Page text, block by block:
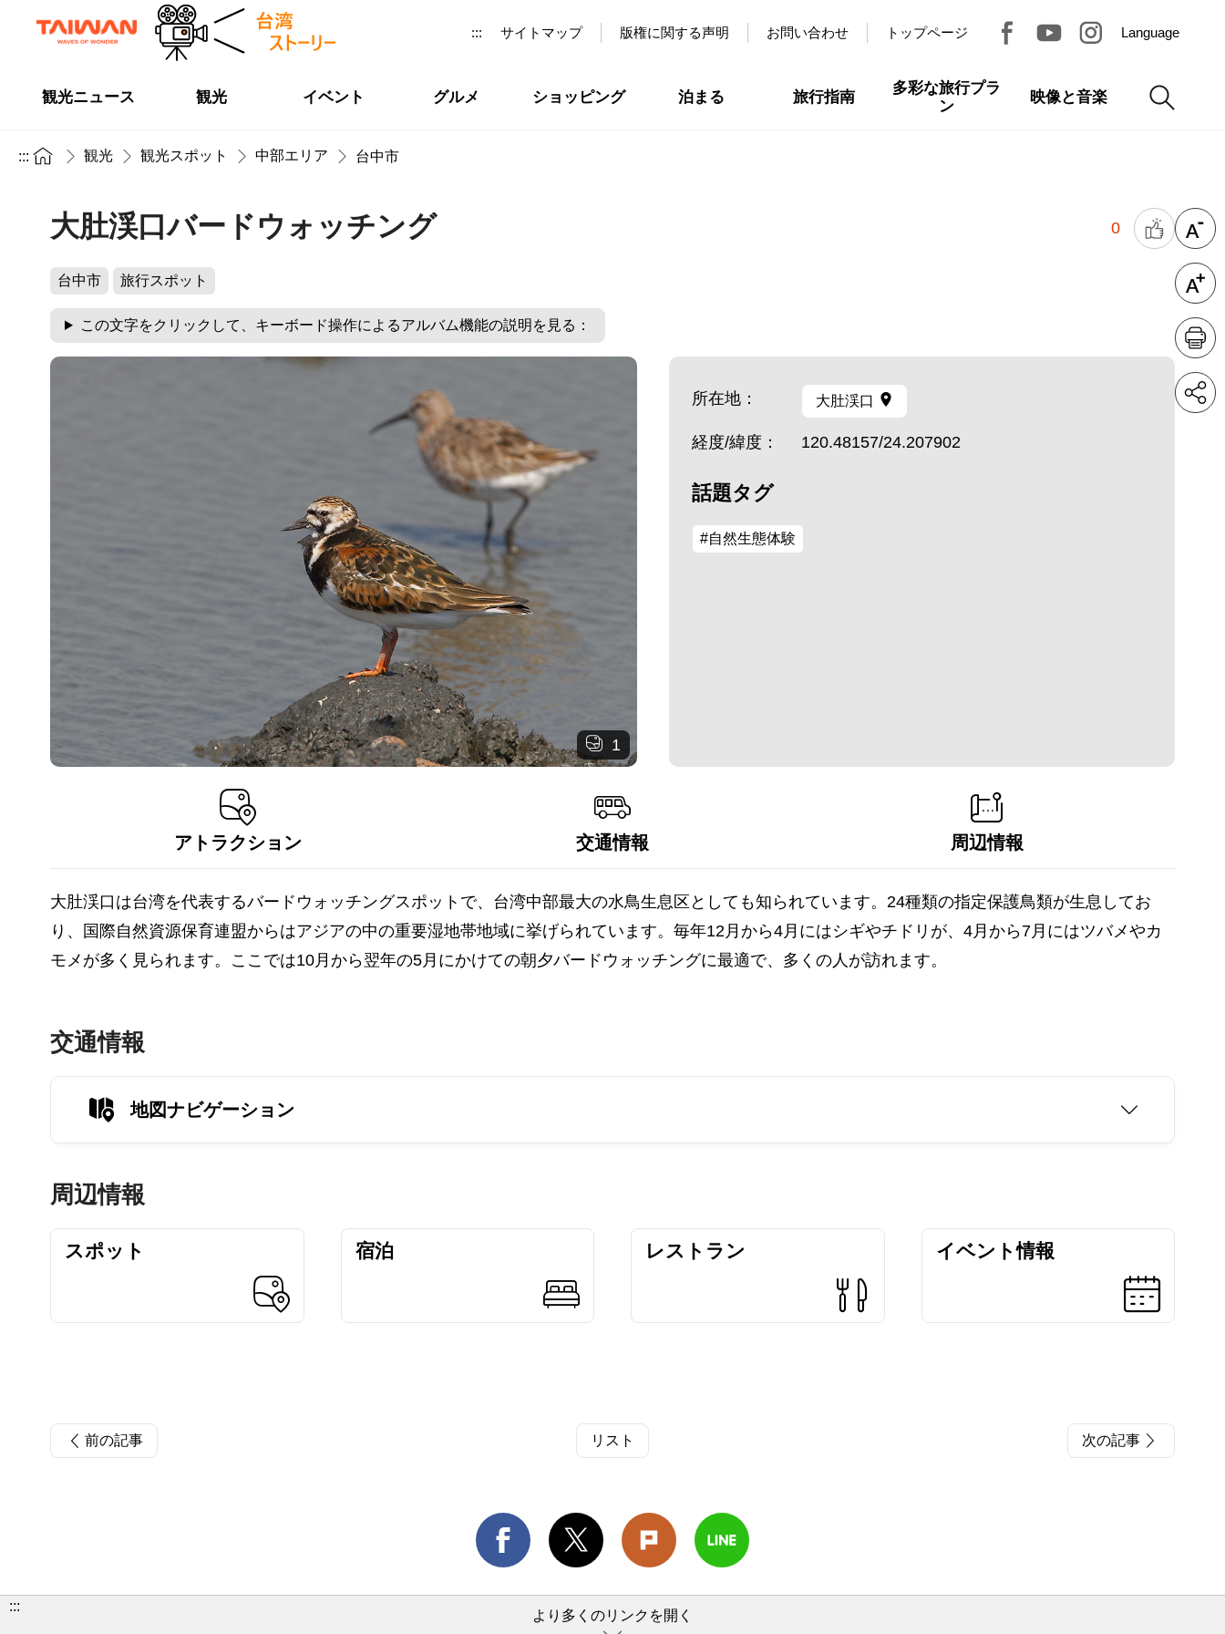
::: サイトマップ 版権に関する声明 お問い合わせ トップページ Language
観光ニュース 観光 イベント グルメ ショッピング 泊まる 旅行指南
多彩な旅行プラ
ン
映像と音楽
::: 観光 観光スポット 中部エリア 台中市
大肚渓口バードウォッチング 0
台中市 旅行スポット
この文字をクリックして、キーボード操作によるアルバム機能の説明を見る：
1
所在地： 大肚渓口
経度/緯度： 120.48157/24.207902
話題タグ
#自然生態体験
アトラクション 交通情報 周辺情報
大肚渓口は台湾を代表するバードウォッチングスポットで、台湾中部最大の水鳥生息区としても知られています。24種類の指定保護鳥類が生息してお
り、国際自然資源保育連盟からはアジアの中の重要湿地帯地域に挙げられています。毎年12月から4月にはシギやチドリが、4月から7月にはツバメやカ
モメが多く見られます。ここでは10月から翌年の5月にかけての朝夕バードウォッチングに最適で、多くの人が訪れます。
交通情報
地図ナビゲーション
周辺情報
スポット 宿泊 レストラン イベント情報
前の記事 リスト 次の記事
:::
より多くのリンクを開く